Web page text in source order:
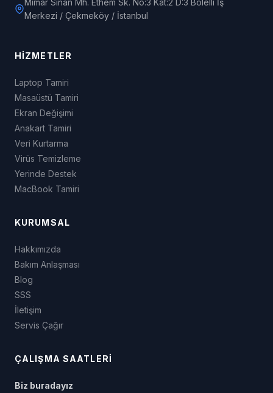
Mimar Sinan Mh. Ethem Sk. No:3 Kat:2 D:3 Bolelli İş
Merkezi / Çekmeköy / İstanbul
HIZMETLER
Laptop Tamiri
Masaüstü Tamiri
Ekran Değişimi
Anakart Tamiri
Veri Kurtarma
Virüs Temizleme
Yerinde Destek
MacBook Tamiri
KURUMSAL
Hakkımızda
Bakım Anlaşması
Blog
SSS
İletişim
Servis Çağır
ÇALIŞMA SAATLERI
Biz buradayız